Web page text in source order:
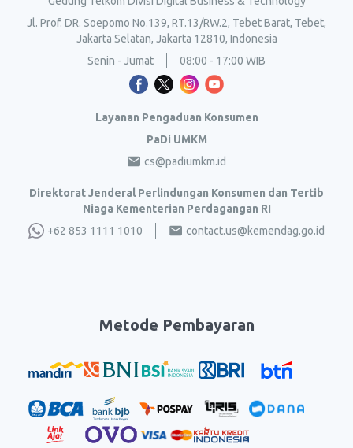
Jl. Prof. DR. Soepomo No.139, RT.13/RW.2, Tebet Barat, Tebet,
Jakarta Selatan, Jakarta 12810, Indonesia
Senin - Jumat
08:00 - 17:00 WIB
Layanan Pengaduan Konsumen
PaDi UMKM
cs@padiumkm.id
Direktorat Jenderal Perlindungan Konsumen dan Tertib
Niaga Kementerian Perdagangan RI
+62 853 1111 1010
contact.us@kemendag.go.id
Metode Pembayaran